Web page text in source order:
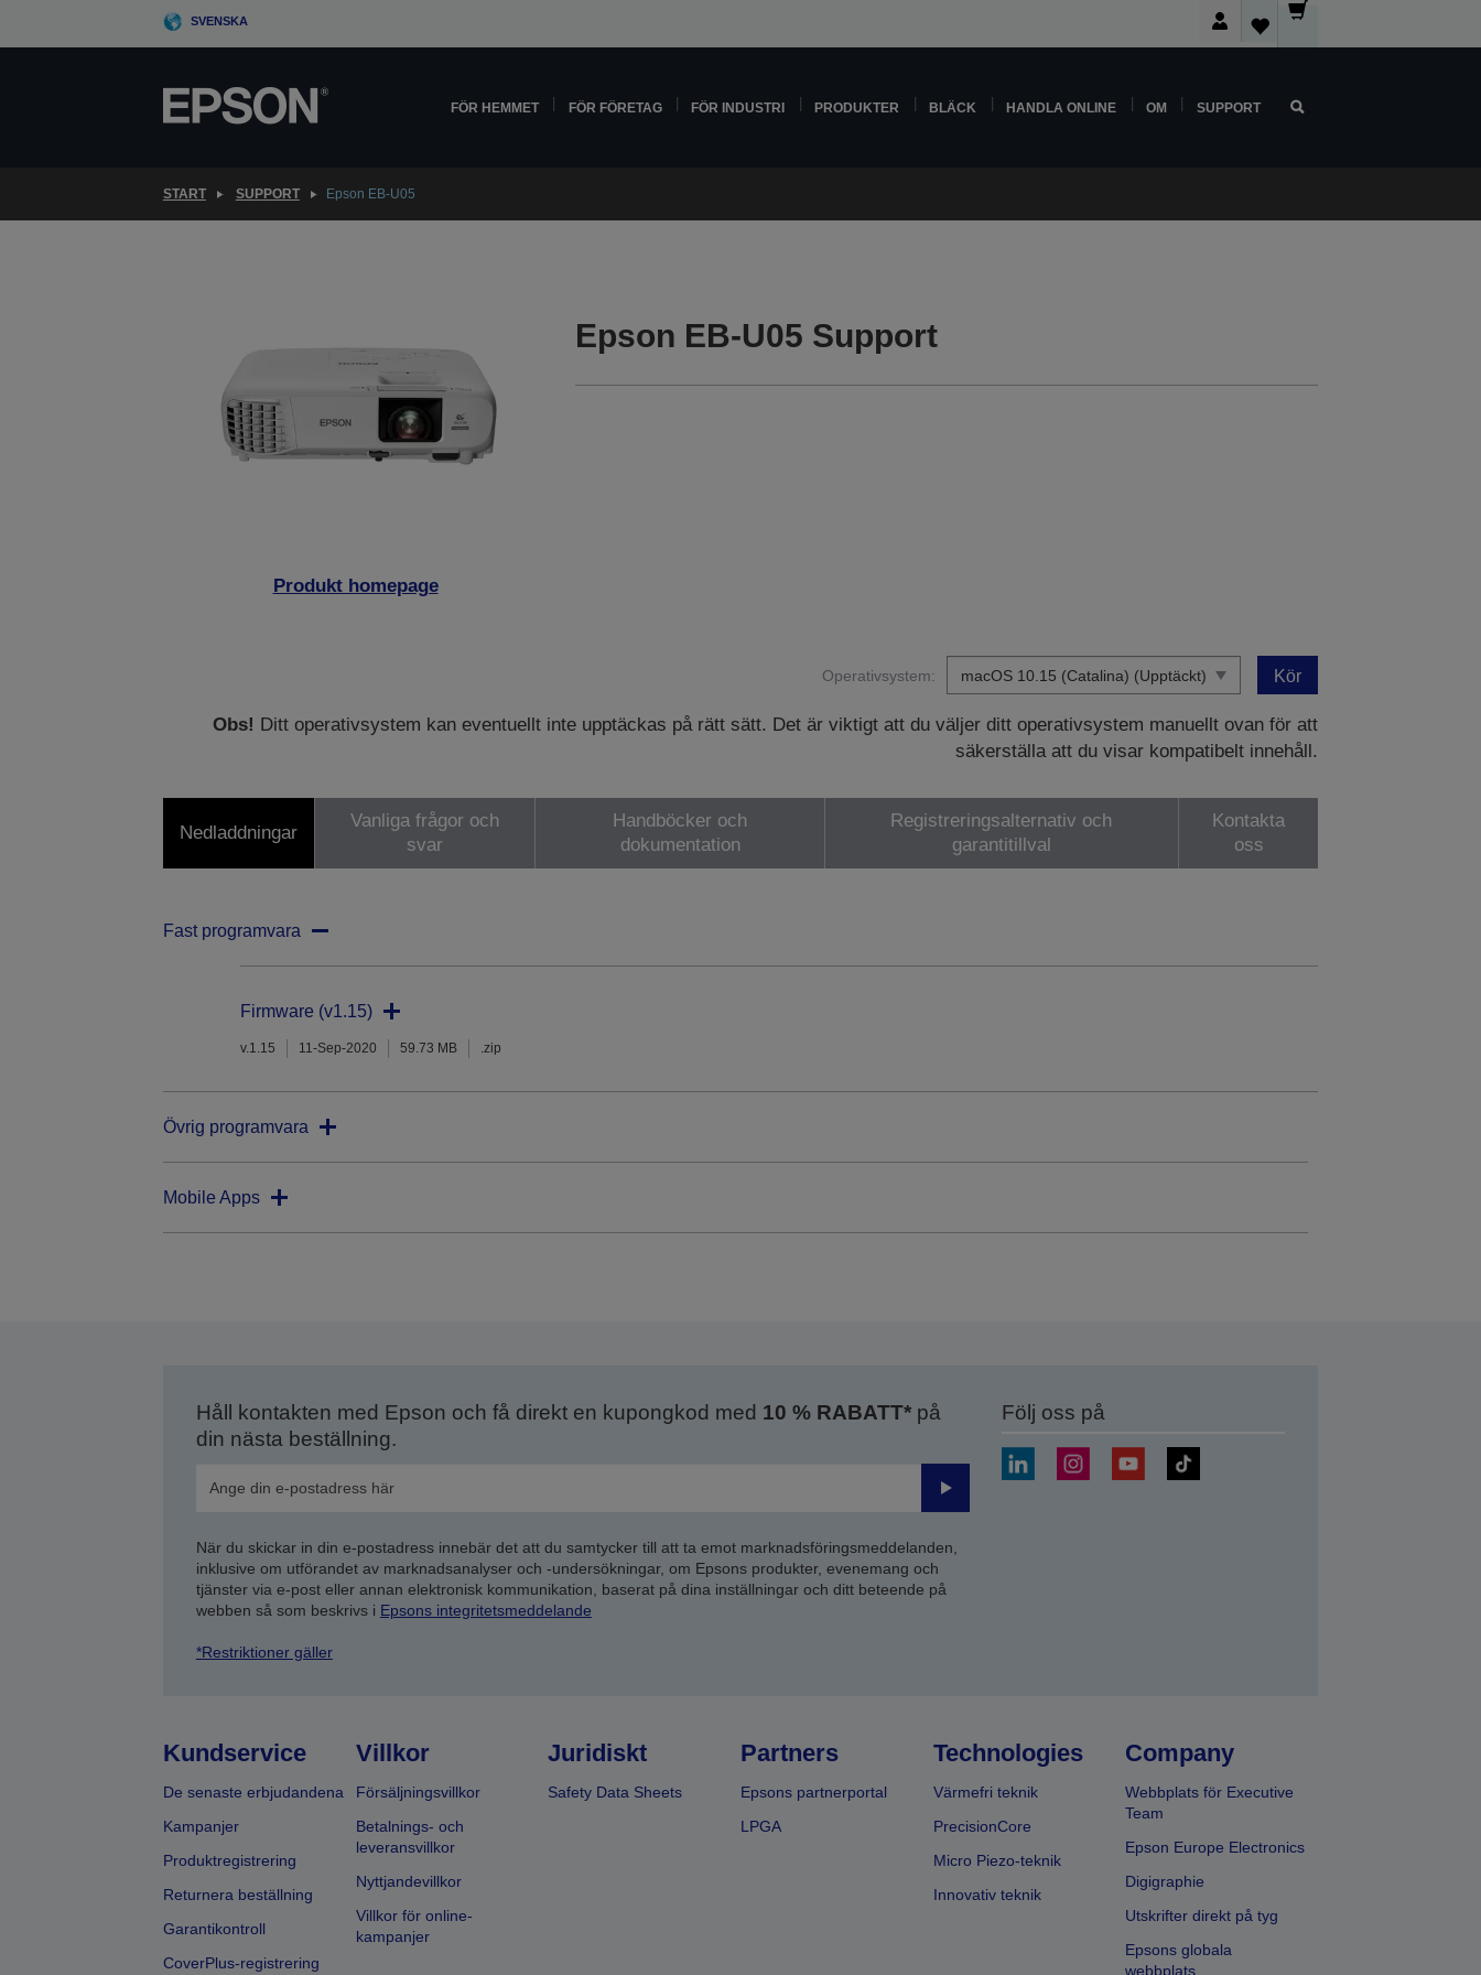
SVENSKA
FÖR HEMMET FÖR FÖRETAG FÖR INDUSTRI PRODUKTER BLÄCK HANDLA ONLINE OM SUPPORT
START SUPPORT Epson EB-U05
Produkt homepage
Epson EB-U05 Support
Operativsystem: Kör
Obs! Ditt operativsystem kan eventuellt inte upptäckas på rätt sätt. Det är viktigt att du väljer ditt operativsystem manuellt ovan för att
säkerställa att du visar kompatibelt innehåll.
Nedladdningar
Vanliga frågor och
svar
Handböcker och
dokumentation
Registreringsalternativ och
garantitillval
Kontakta
oss
Fast programvara
Firmware (v1.15)
v.1.15 11-Sep-2020 59.73 MB .zip
Övrig programvara
Mobile Apps
Håll kontakten med Epson och få direkt en kupongkod med 10 % RABATT*på
din nästa beställning.
Skicka
När du skickar in din e-postadress innebär det att du samtycker till att ta emot marknadsföringsmeddelanden,
inklusive om utförandet av marknadsanalyser och -undersökningar, om Epsons produkter, evenemang och
tjänster via e-post eller annan elektronisk kommunikation, baserat på dina inställningar och ditt beteende på
webben så som beskrivs i Epsons integritetsmeddelande
*Restriktioner gäller
Följ oss på
Kundservice
De senaste erbjudandena
Kampanjer
Produktregistrering
Returnera beställning
Garantikontroll
CoverPlus-registrering
Villkor
Försäljningsvillkor
Betalnings- och
leveransvillkor
Nyttjandevillkor
Villkor för online-
kampanjer
Juridiskt
Safety Data Sheets
Partners
Epsons partnerportal
LPGA
Technologies
Värmefri teknik
PrecisionCore
Micro Piezo-teknik
Innovativ teknik
Company
Webbplats för Executive
Team
Epson Europe Electronics
Digigraphie
Utskrifter direkt på tyg
Epsons globala
webbplats